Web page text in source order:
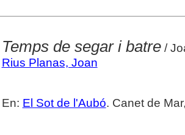
Temps de segar i batre/
Rius Planas, Joan
En: El Sot de l'Aubó. Canet de